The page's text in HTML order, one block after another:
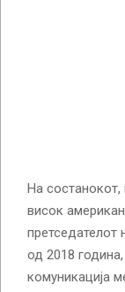
На состанокот,
висок
претседателот
од 2018
комуникација